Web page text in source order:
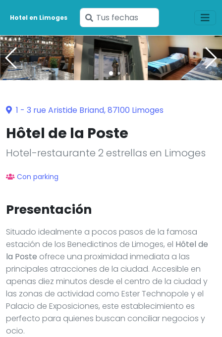
Hotel en Limoges
Ingresa
tus
fechas
1 - 3 rue Aristide Briand, 87100 Limoges
Hôtel de la Poste
Hotel-restaurante 2 estrellas en Limoges
Con parking
Presentación
Situado idealmente a pocos pasos de la famosa
estación de los Benedictinos de Limoges, el Hôtel de
la Poste ofrece una proximidad inmediata a las
principales atracciones de la ciudad. Accesible en
apenas diez minutos desde el centro de la ciudad y
las zonas de actividad como Ester Technopole y el
Palacio de Exposiciones, este establecimiento es
perfecto para quienes buscan conciliar negocios y
ocio.